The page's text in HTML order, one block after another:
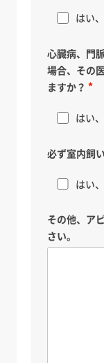
はい
心臓病、門
場合、その
ますか？
はい
必ず室内飼
はい
その他、ア
さい。